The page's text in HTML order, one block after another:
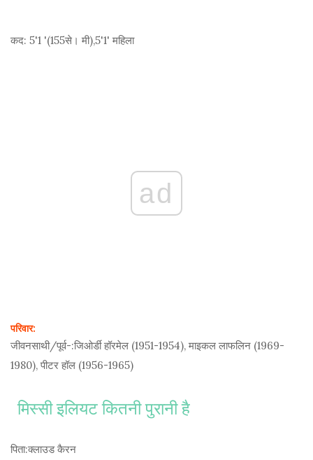
कद: 5'1 '(155से। मी),5'1' महिला
ad
परिवार:
जीवनसाथी/पूर्व-:जिओर्डी हॉरमेल (1951-1954), माइकल लाफलिन (1969-
1980), पीटर हॉल (1956-1965)
मिस्सी इलियट कितनी पुरानी है
पिता:क्लाउड कैरन